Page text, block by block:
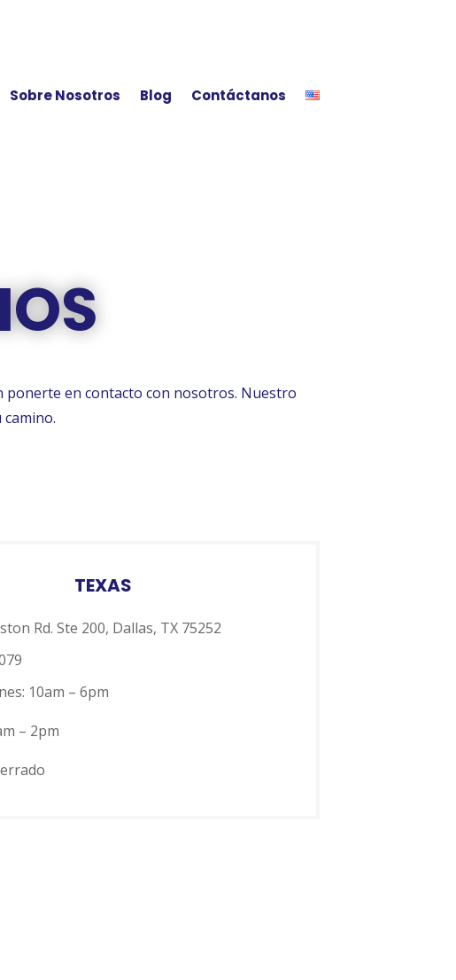
Sobre Nosotros Blog Contáctanos
ponerte en contacto con nosotros. Nuestro
TEXAS
Rd. Ste 200, Dallas, TX 75252
10am – 6pm
– 2pm